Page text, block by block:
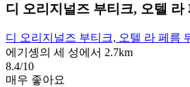
디 오리지널즈 부티크, 오텔 라
디 오리지널즈 부티크, 오텔 라 페름
에기솅의 세 성에서 2.7km
8.4/10
매우 좋아요